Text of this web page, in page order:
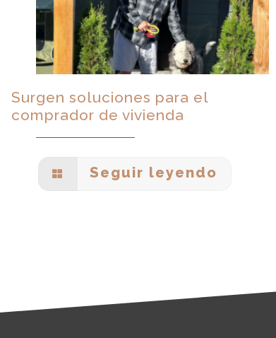
Surgen soluciones para el
comprador de vivienda
Seguir leyendo